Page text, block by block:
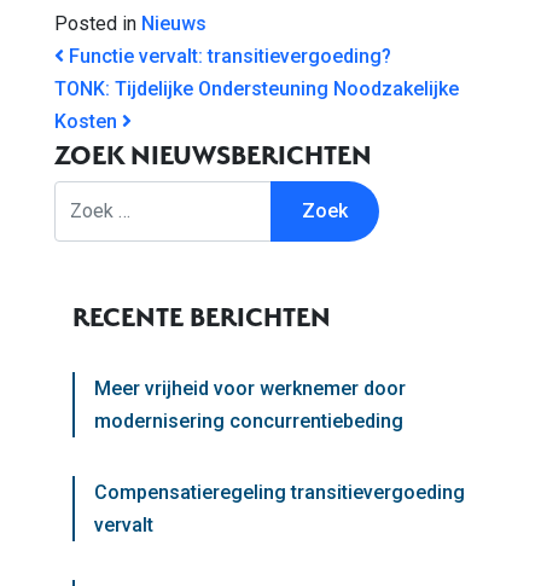
Posted in Nieuws
BERICHT NAVIGATIE
Functie vervalt: transitievergoeding?
TONK: Tijdelijke Ondersteuning Noodzakelijke
Kosten
ZOEK NIEUWSBERICHTEN
RECENTE BERICHTEN
Meer vrijheid voor werknemer door
modernisering concurrentiebeding
Compensatieregeling transitievergoeding
vervalt